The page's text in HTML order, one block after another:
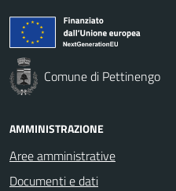
Comune di Pettinengo
AMMINISTRAZIONE
Aree amministrative
Documenti e dati